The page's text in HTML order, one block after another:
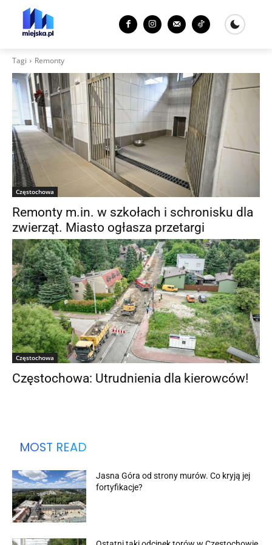
Tagi Remonty
Częstochowa
Remonty m.in. w szkołach i schronisku dla
zwierząt. Miasto ogłasza przetargi
Częstochowa
Częstochowa: Utrudnienia dla kierowców!
MOST READ
Jasna Góra od strony murów. Co kryją jej
fortyfikacje?